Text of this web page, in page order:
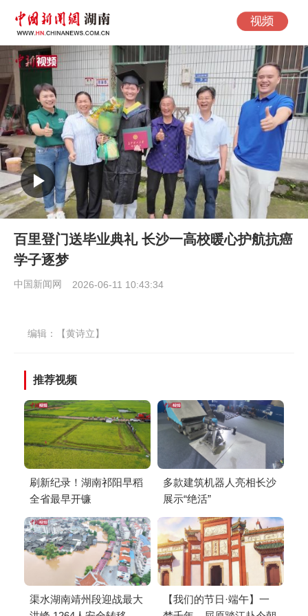
百里登门送毕业典礼 长沙一高校暖心护航抗癌
学子逐梦
中国新闻网 2026-06-11 10:43:34
编辑：【黄诗立】
推荐视频
刷新纪录！湖南祁阳早稻
全省最早开镰
多款建筑机器人亮相长沙
展示“绝活”
渠水湖南靖州段迎战最大
【我们的节日·端午】一